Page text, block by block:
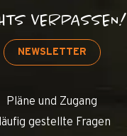
VERPASSEN!
NEWSLETTER
Pläne und Zugang
gestellte Fragen